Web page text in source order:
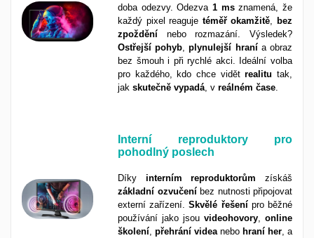
doba odezvy. Odezva 1 msznamená, že
každý pixel reaguje téměř okamžitě ,bez
zpoždění nebo rozmazání. Výsledek?
Ostřejší pohyb ,plynulejší hranía obraz
bez šmouh i při rychlé akci. Ideální volba
pro každého, kdo chce vidětrealitu tak,
jak skutečně vypadá , v reálném čase
Interní reproduktory pro
pohodlný poslech
Díky interním reproduktorůmzískáš
základní ozvučeníbez nutnosti připojovat
externí zařízení.Skvělé řešenípro běžné
používání jako jsou videohovory
online
školení přehrání videa nebo hraní her , a